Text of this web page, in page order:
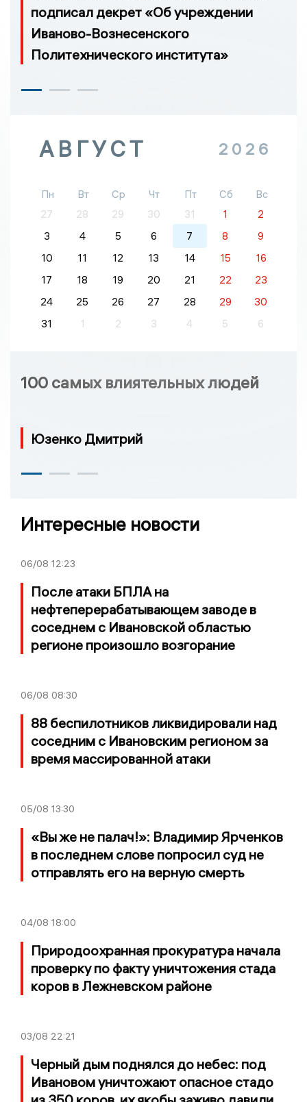
подписал декрет «Об учреждении
Иваново-Вознесенского
Политехнического института»
АВГУСТ 2026
Пн Вт Ср Чт Пт Сб
Вс
27
28 29 30 31 1
2
3
4 5 6 7 8
9
10
11 12 13 14 15
16
17
18 19 20 21 22
23
24
25 26 27 28 29
30
31
1 2 3 4 5 6
100 самых влиятельных людей
Юзенко Дмитрий
Интересные новости
06/08 12:23
После атаки БПЛА на
нефтеперерабатывающем заводе в
соседнем с Ивановской областью
регионе произошло возгорание
06/08 08:30
88 беспилотников ликвидировали над
соседним с Ивановским регионом за
время массированной атаки
05/08 13:30
«Вы же не палач!»: Владимир Ярченков
в последнем слове попросил суд не
отправлять его на верную смерть
04/08 18:00
Природоохранная прокуратура начала
проверку по факту уничтожения стада
коров в Лежневском районе
03/08 22:21
Черный дым поднялся до небес: под
Ивановом уничтожают опасное стадо